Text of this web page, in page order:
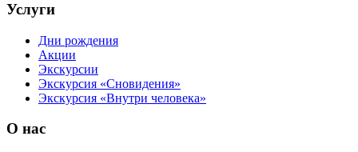
Услуги
Дни рождения
Акции
Экскурсии
Экскурсия «Сновидения»
Экскурсия «Внутри человека»
О нас